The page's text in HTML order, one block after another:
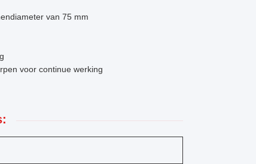
van 75 mm
voor continue werking